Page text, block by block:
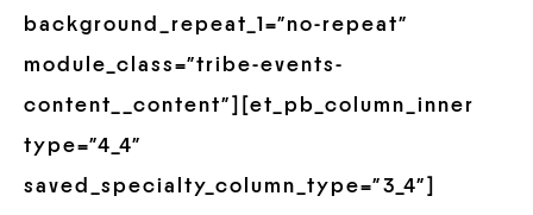
background_repeat_1=”no-repeat”
module_class=”tribe-events-
content__content”][et_pb_column_inner
type=”4_4″
saved_specialty_column_type=”3_4″]